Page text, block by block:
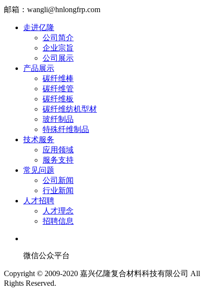
邮箱：wangli@hnlongfrp.com
走进亿隆
公司简介
企业宗旨
公司展示
产品展示
碳纤维棒
碳纤维管
碳纤维板
碳纤维纺机型材
玻纤制品
特殊纤维制品
技术服务
应用领域
服务支持
常见问题
公司新闻
行业新闻
人才招聘
人才理念
招聘信息
微信公众平台
Copyright © 2009-2020 嘉兴亿隆复合材料科技有限公司 All
Rights Reserved.